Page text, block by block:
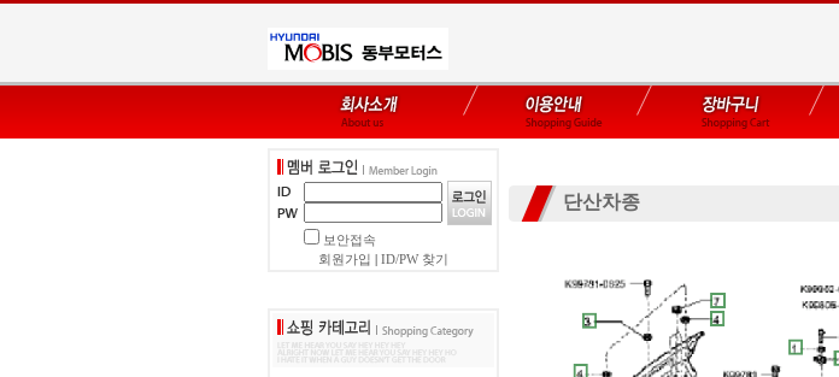
보안접속
회원가입
ID/PW 찾기
단산차종